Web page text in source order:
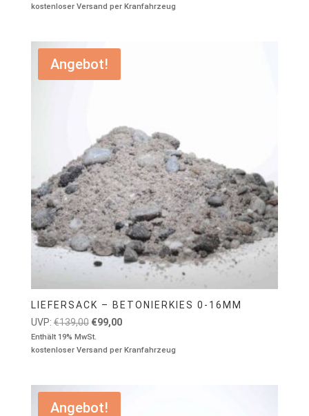
war:
ist:
kostenloser Versand per Kranfahrzeug
Angebot!
LIEFERSACK – BETONIERKIES 0-16MM
UVP: €139,00 Ursprünglicher
Preis
war:
€99,00Aktueller
ist:
Enthält 19% MwSt.
kostenloser Versand per Kranfahrzeug
Angebot!